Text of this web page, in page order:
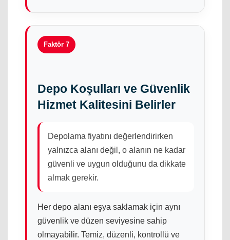
Faktör 7
Depo Koşulları ve Güvenlik
Hizmet Kalitesini Belirler
Depolama fiyatını değerlendirirken
yalnızca alanı değil, o alanın ne kadar
güvenli ve uygun olduğunu da dikkate
almak gerekir.
Her depo alanı eşya saklamak için aynı
güvenlik ve düzen seviyesine sahip
olmayabilir. Temiz, düzenli, kontrollü ve